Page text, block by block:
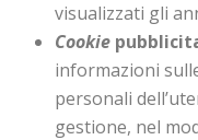
visualizzati gli
Cookie
informazioni
personali
gestione, nel